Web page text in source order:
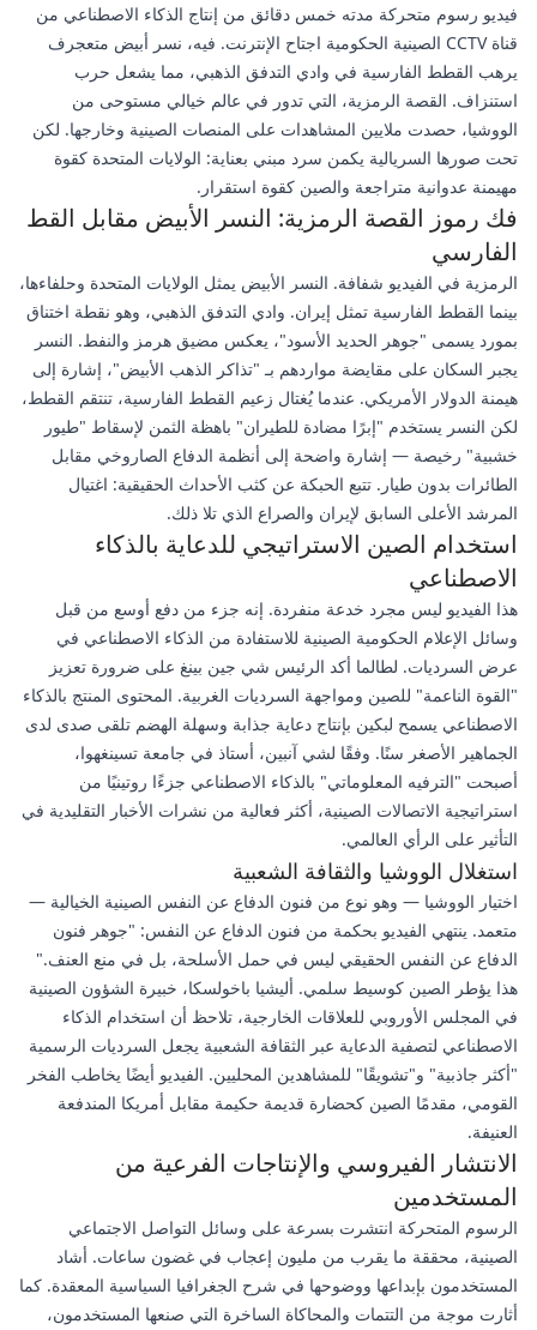
فيديو رسوم متحركة مدته خمس دقائق من إنتاج الذكاء الاصطناعي من
قناة CCTV الصينية الحكومية اجتاح الإنترنت. فيه، نسر أبيض متعجرف
يرهب القطط الفارسية في وادي التدفق الذهبي، مما يشعل حرب
استنزاف. القصة الرمزية، التي تدور في عالم خيالي مستوحى من
الووشيا، حصدت ملايين المشاهدات على المنصات الصينية وخارجها. لكن
تحت صورها السريالية يكمن سرد مبني بعناية: الولايات المتحدة كقوة
مهيمنة عدوانية متراجعة والصين كقوة استقرار.
فك رموز القصة الرمزية: النسر الأبيض مقابل القط
الفارسي
الرمزية في الفيديو شفافة. النسر الأبيض يمثل الولايات المتحدة وحلفاءها،
بينما القطط الفارسية تمثل إيران. وادي التدفق الذهبي، وهو نقطة اختناق
بمورد يسمى "جوهر الحديد الأسود"، يعكس مضيق هرمز والنفط. النسر
يجبر السكان على مقايضة مواردهم بـ "تذاكر الذهب الأبيض"، إشارة إلى
هيمنة الدولار الأمريكي. عندما يُغتال زعيم القطط الفارسية، تنتقم القطط،
لكن النسر يستخدم "إبرًا مضادة للطيران" باهظة الثمن لإسقاط "طيور
خشبية" رخيصة — إشارة واضحة إلى أنظمة الدفاع الصاروخي مقابل
الطائرات بدون طيار. تتبع الحبكة عن كثب الأحداث الحقيقية: اغتيال
المرشد الأعلى السابق لإيران والصراع الذي تلا ذلك.
استخدام الصين الاستراتيجي للدعاية بالذكاء
الاصطناعي
هذا الفيديو ليس مجرد خدعة منفردة. إنه جزء من دفع أوسع من قبل
وسائل الإعلام الحكومية الصينية للاستفادة من الذكاء الاصطناعي في
عرض السرديات. لطالما أكد الرئيس شي جين بينغ على ضرورة تعزيز
"القوة الناعمة" للصين ومواجهة السرديات الغربية. المحتوى المنتج بالذكاء
الاصطناعي يسمح لبكين بإنتاج دعاية جذابة وسهلة الهضم تلقى صدى لدى
الجماهير الأصغر سنًا. وفقًا لشي آنبين، أستاذ في جامعة تسينغهوا،
أصبحت "الترفيه المعلوماتي" بالذكاء الاصطناعي جزءًا روتينيًا من
استراتيجية الاتصالات الصينية، أكثر فعالية من نشرات الأخبار التقليدية في
التأثير على الرأي العالمي.
استغلال الووشيا والثقافة الشعبية
اختيار الووشيا — وهو نوع من فنون الدفاع عن النفس الصينية الخيالية —
متعمد. ينتهي الفيديو بحكمة من فنون الدفاع عن النفس: "جوهر فنون
الدفاع عن النفس الحقيقي ليس في حمل الأسلحة، بل في منع العنف."
هذا يؤطر الصين كوسيط سلمي. أليشيا باخولسكا، خبيرة الشؤون الصينية
في المجلس الأوروبي للعلاقات الخارجية، تلاحظ أن استخدام الذكاء
الاصطناعي لتصفية الدعاية عبر الثقافة الشعبية يجعل السرديات الرسمية
"أكثر جاذبية" و"تشويقًا" للمشاهدين المحليين. الفيديو أيضًا يخاطب الفخر
القومي، مقدمًا الصين كحضارة قديمة حكيمة مقابل أمريكا المندفعة
العنيفة.
الانتشار الفيروسي والإنتاجات الفرعية من
المستخدمين
الرسوم المتحركة انتشرت بسرعة على وسائل التواصل الاجتماعي
الصينية، محققة ما يقرب من مليون إعجاب في غضون ساعات. أشاد
المستخدمون بإبداعها ووضوحها في شرح الجغرافيا السياسية المعقدة. كما
أثارت موجة من التتمات والمحاكاة الساخرة التي صنعها المستخدمون،